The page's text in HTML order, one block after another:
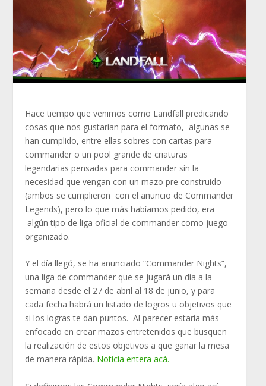
Hace tiempo que venimos como Landfall predicando
cosas que nos gustarían para el formato, algunas se
han cumplido, entre ellas sobres con cartas para
commander o un pool grande de criaturas
legendarias pensadas para commander sin la
necesidad que vengan con un mazo pre construido
(ambos se cumplieron con el anuncio de Commander
Legends), pero lo que más habíamos pedido, era
algún tipo de liga oficial de commander como juego
organizado.
Y el día llegó, se ha anunciado “Commander Nights”,
una liga de commander que se jugará un día a la
semana desde el 27 de abril al 18 de junio, y para
cada fecha habrá un listado de logros u objetivos que
si los logras te dan puntos. Al parecer estaría más
enfocado en crear mazos entretenidos que busquen
la realización de estos objetivos a que ganar la mesa
de manera rápida. Noticia entera acá.